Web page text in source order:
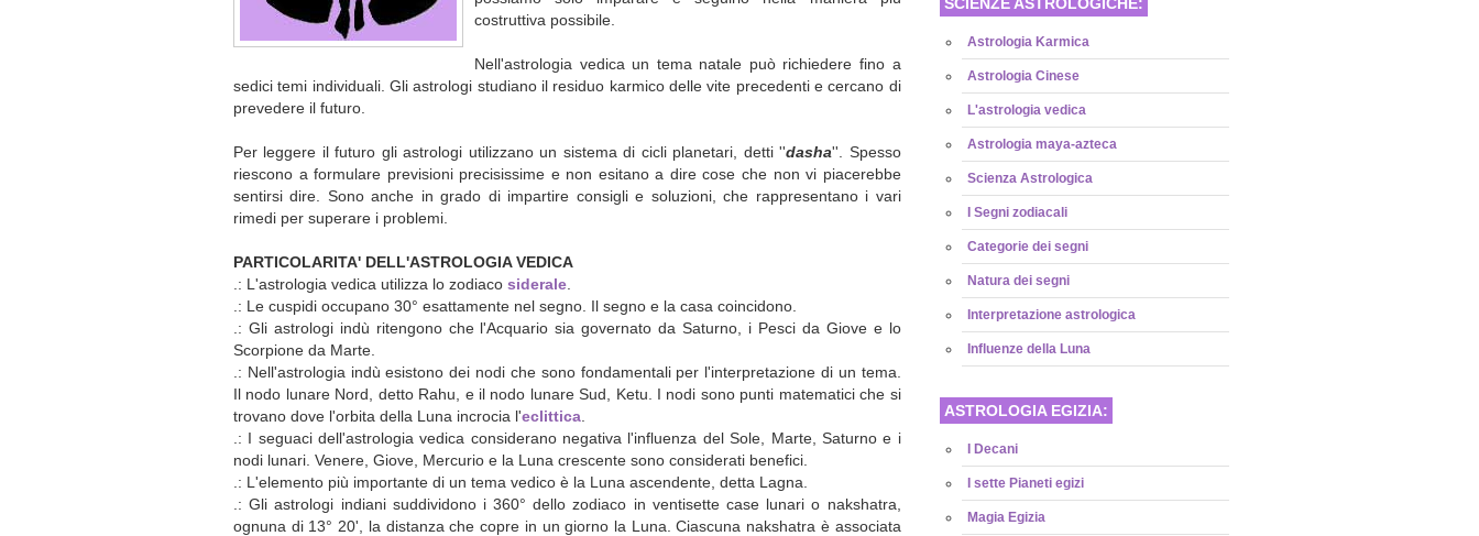
costruttiva possibile.
Nell'astrologia vedica un tema natale può richiedere fino a
sedici temi individuali. Gli astrologi studiano il residuo karmico delle vite precedenti e cercano di
prevedere il futuro.
Per leggere il futuro gli astrologi utilizzano un sistema di cicli planetari, detti ''dasha''. Spesso
riescono a formulare previsioni precisissime e non esitano a dire cose che non vi piacerebbe
sentirsi dire. Sono anche in grado di impartire consigli e soluzioni, che rappresentano i vari
rimedi per superare i problemi.
PARTICOLARITA' DELL'ASTROLOGIA VEDICA
.: L'astrologia vedica utilizza lo zodiaco siderale
.: Le cuspidi occupano 30° esattamente nel segno. Il segno e la casa coincidono.
.: Gli astrologi indù ritengono che l'Acquario sia governato da Saturno, i Pesci da Giove e lo
Scorpione da Marte.
.: Nell'astrologia indù esistono dei nodi che sono fondamentali per l'interpretazione di un tema.
Il nodo lunare Nord, detto Rahu, e il nodo lunare Sud, Ketu. I nodi sono punti matematici che si
trovano dove l'orbita della Luna incrocia l'eclittica
.: I seguaci dell'astrologia vedica considerano negativa l'influenza del Sole, Marte, Saturno e i
nodi lunari. Venere, Giove, Mercurio e la Luna crescente sono considerati benefici.
.: L'elemento più importante di un tema vedico è la Luna ascendente, detta Lagna.
.: Gli astrologi indiani suddividono i 360° dello zodiaco in ventisette case lunari o nakshatra,
ognuna di 13° 20', la distanza che copre in un giorno la Luna. Ciascuna nakshatra è associata
Astrologia Karmica
Astrologia Cinese
L'astrologia vedica
Astrologia maya-azteca
Scienza Astrologica
I Segni zodiacali
Categorie dei segni
Natura dei segni
Interpretazione astrologica
Influenze della Luna
ASTROLOGIA EGIZIA:
I Decani
I sette Pianeti egizi
Magia Egizia